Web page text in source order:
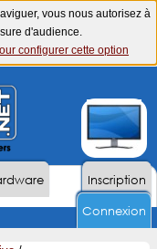
vous nous autorisez à
d'audience.
configurer cette option
Inscription
Connexion